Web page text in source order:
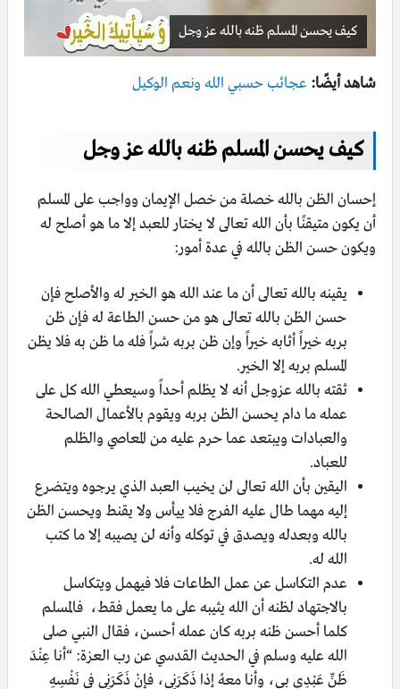
كيف يحسن المسلم ظنه بالله عز وجل
شاهد أيضًا: عجائب حسبي الله ونعم الوكيل
كيف يحسن المسلم ظنه بالله عز وجل
إحسان الظن بالله خصلة من خصل الإيمان وواجب على المسلم
أن يكون متيقنًا بأن الله تعالى لا يختار للعبد إلا ما هو أصلح له
ويكون حسن الظن بالله في عدة أمور:
يقينه بالله تعالى أن ما عند الله هو الخير له والأصلح فإن
حسن الظن بالله تعالى هو من حسن الطاعة له فإن ظن
بربه خيراً أثابه خيراً وإن ظن بربه شراً فله ما ظن به فلا يظن
المسلم بربه إلا الخير.
ثقته بالله عزوجل أنه لا يظلم أحداً وسيعطي الله كل على
عمله ما دام يحسن الظن بربه ويقوم بالأعمال الصالحة
والعبادات ويبتعد عما حرم عليه من المعاصي والظلم
للعباد.
اليقين بأن الله تعالى لن يخيب العبد الذي يرجوه ويتضرع
إليه مهما طال عليه الفرج فلا ييأس ولا يقنط ويحسن الظن
بالله وبعدله ويصدق في توكله وأنه لن يصيبه إلا ما كتب
الله له.
عدم التكاسل عن عمل الطاعات فلا فيهمل ويتكاسل
بالاجتهاد لظنه أن الله يثيبه على ما يعمل فقط، فالمسلم
كلما أحسن ظنه بربه كان عمله أحسن، فقال النبي صلى
الله عليه وسلم في الحديث القدسي عن رب العزة: “أنا عِنْدَ
ظَنِّ عَبْدِي بي، وأنا معهُ إذا ذَكَرَنِي، فإنْ ذَكَرَنِي في نَفْسِهِ